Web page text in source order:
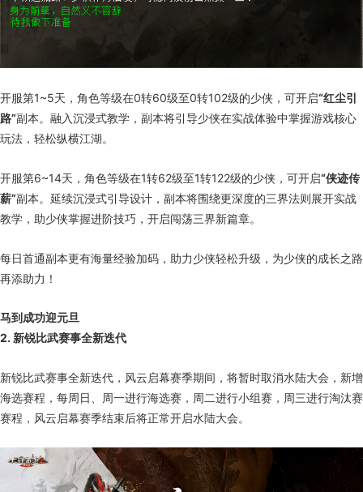
开服第1~5天，角色等级在0转60级至0转102级的少侠，可开启“红尘引
路”副本。融入沉浸式教学，副本将引导少侠在实战体验中掌握游戏核心
玩法，轻松纵横江湖。
开服第6~14天，角色等级在1转62级至1转122级的少侠，可开启“侠迹传
薪”副本。延续沉浸式引导设计，副本将围绕更深度的三界法则展开实战
教学，助少侠掌握进阶技巧，开启闯荡三界新篇章。
每日首通副本更有海量经验加码，助力少侠轻松升级，为少侠的成长之路
再添助力！
马到成功迎元旦
2. 新锐比武赛事全新迭代
新锐比武赛事全新迭代，风云启幕赛季期间，将暂时取消水陆大会，新增
海选赛程，每周日、周一进行海选赛，周二进行小组赛，周三进行淘汰赛
赛程，风云启幕赛季结束后将正常开启水陆大会。